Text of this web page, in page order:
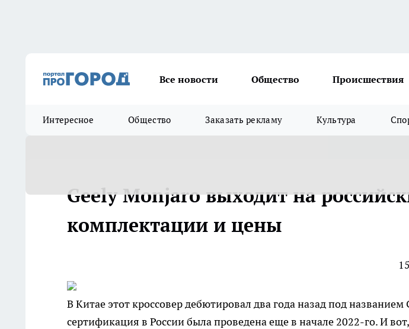
Все новости Общество Происшествия
Интересное Общество Заказать рекламу Культура
Geely Monjaro выходит на
комплектации и цены
В Китае этот кроссовер дебютировал два года назад под названием
сертификация в России была проведена еще в начале 2022-го. И